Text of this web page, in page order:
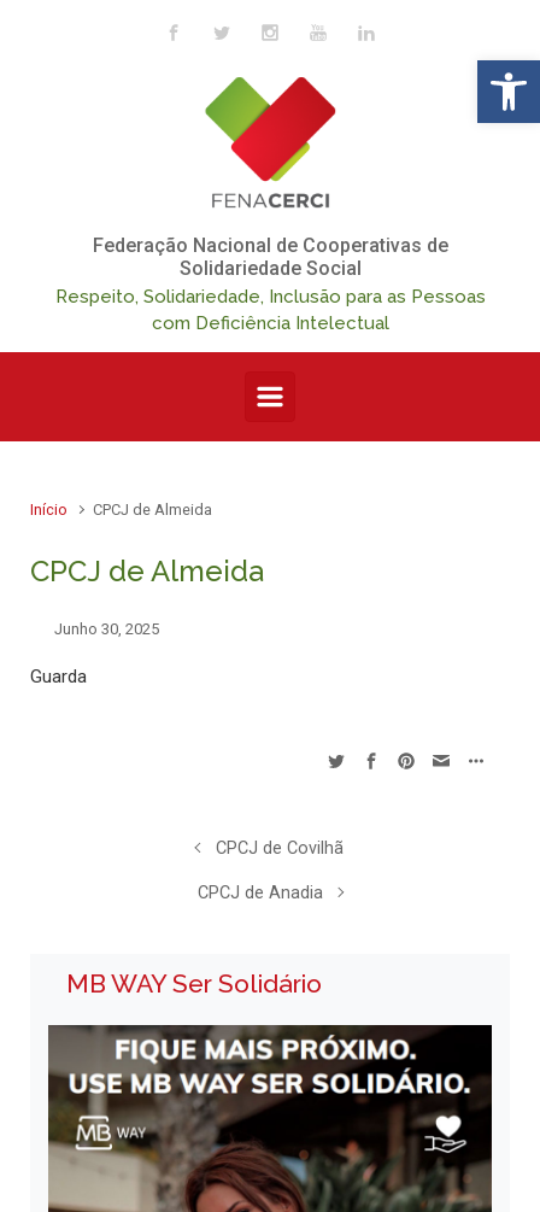
Skip to main content
Federação Nacional de Cooperativas de
Solidariedade Social
Respeito, Solidariedade, Inclusão para as Pessoas
com Deficiência Intelectual
Início CPCJ de Almeida
CPCJ de Almeida
Junho 30, 2025
Guarda
CPCJ de Covilhã
CPCJ de Anadia
MB WAY Ser Solidário